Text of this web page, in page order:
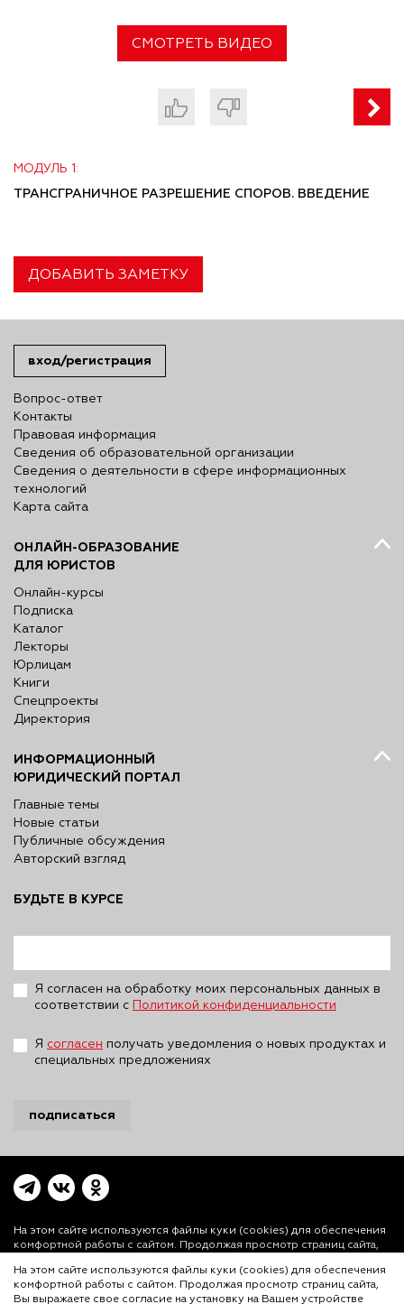
СМОТРЕТЬ ВИДЕО
МОДУЛЬ 1:
ТРАНСГРАНИЧНОЕ РАЗРЕШЕНИЕ СПОРОВ. ВВЕДЕНИЕ
ДОБАВИТЬ ЗАМЕТКУ
вход/регистрация
Вопрос-ответ
Контакты
Правовая информация
Сведения об образовательной организации
Сведения о деятельности в сфере информационных
технологий
Карта сайта
ОНЛАЙН-ОБРАЗОВАНИЕ
ДЛЯ ЮРИСТОВ
Онлайн-курсы
Подписка
Каталог
Лекторы
Юрлицам
Книги
Спецпроекты
Директория
ИНФОРМАЦИОННЫЙ
ЮРИДИЧЕСКИЙ ПОРТАЛ
Главные темы
Новые статьи
Публичные обсуждения
Авторский взгляд
БУДЬТЕ В КУРСЕ
Я согласен на обработку моих персональных данных в
соответствии с
Политикой конфиденциальности
Я согласен получать уведомления о новых продуктах и
специальных предложениях
подписаться
На этом сайте используются файлы куки (cookies) для обеспечения
комфортной работы с сайтом. Продолжая просмотр страниц сайта,
использование файлов куки. Более подробная информация
предоставлена вПолитике использования файлов куки (cookies)и
На этом сайте используются файлы куки (cookies) для обеспечения
комфортной работы с сайтом. Продолжая просмотр страниц сайта,
Вы выражаете свое согласие на установку на Вашем устройстве